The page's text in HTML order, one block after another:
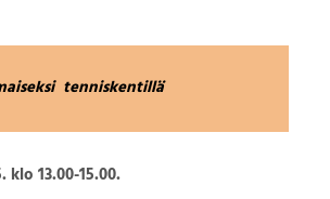
tenniskentillä
klo 13.00-15.00.